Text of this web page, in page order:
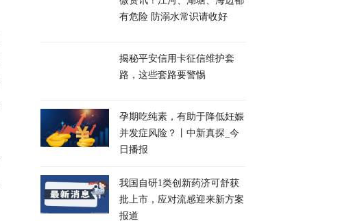
有危险 防溺水常识请收好
揭秘平安信用卡征信维护套
路，这些套路要警惕
孕期吃纯素，有助于降低妊娠
并发症风险？丨中新真探_今
日播报
我国自研1类创新药济可舒获
批上市，应对流感迎来新方案
报道